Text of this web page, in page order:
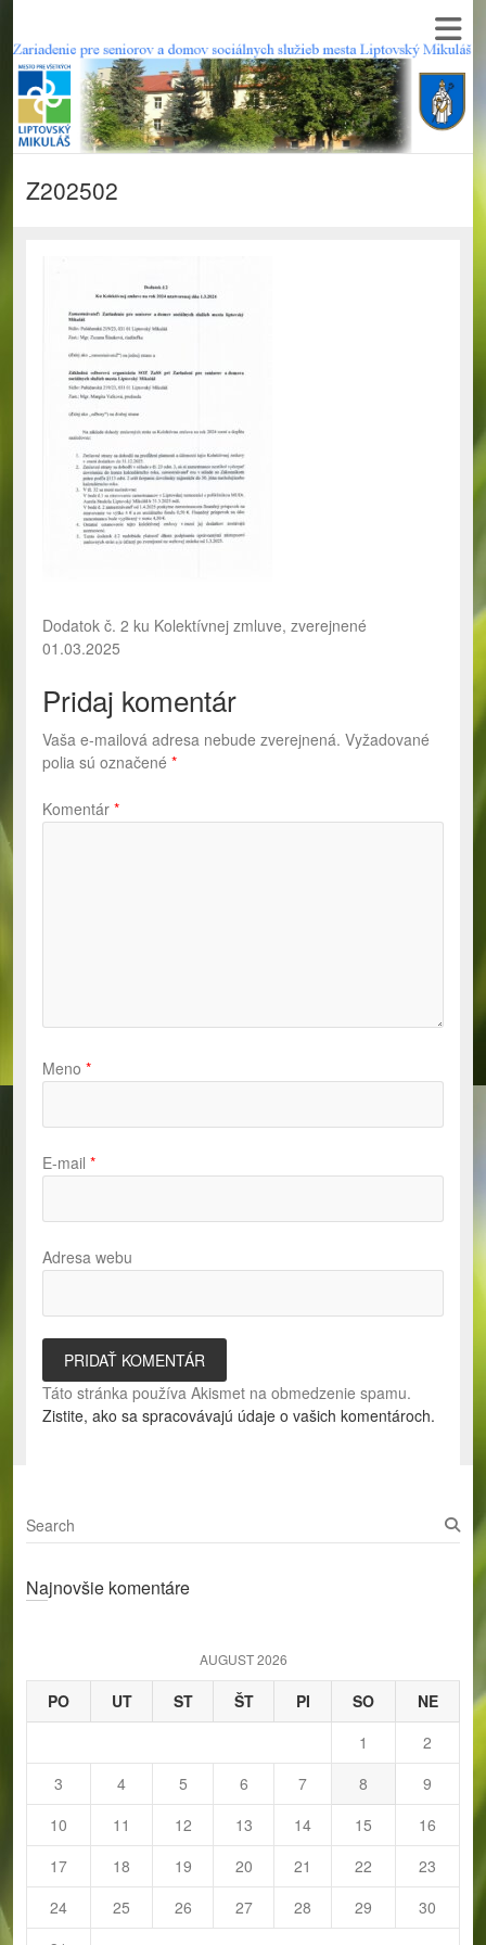
Z202502
Dodatok č. 2 ku Kolektívnej zmluve, zverejnené
01.03.2025
Pridaj komentár
Vaša e-mailová adresa nebude zverejnená. Vyžadované
polia sú označené *
Komentár *
Meno *
E-mail *
Adresa webu
Táto stránka používa Akismet na obmedzenie spamu.
Zistite, ako sa spracovávajú údaje o vašich komentároch.
S
e
rNajnovšie komentáre
AUGUST 2026
PO UT ST ŠT PI SO
NE
1
2
3
4 5 6 7 8
9
10
11 12 13 14 15
16
17
18 19 20 21 22
23
24
25 26 27 28 29
30